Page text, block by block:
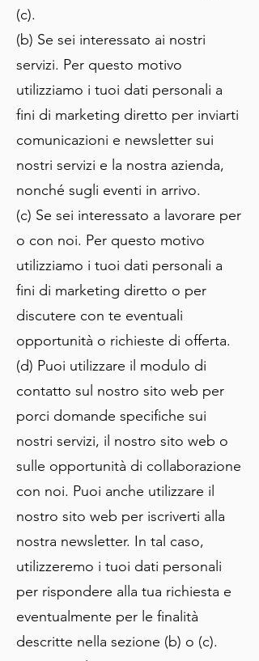
(c).
(b) Se sei interessato ai nostri
servizi. Per questo motivo
utilizziamo i tuoi dati personali a
fini di marketing diretto per inviarti
comunicazioni e newsletter sui
nostri servizi e la nostra azienda,
nonché sugli eventi in arrivo.
(c) Se sei interessato a lavorare per
o con noi. Per questo motivo
utilizziamo i tuoi dati personali a
fini di marketing diretto o per
discutere con te eventuali
opportunità o richieste di offerta.
(d) Puoi utilizzare il modulo di
contatto sul nostro sito web per
porci domande specifiche sui
nostri servizi, il nostro sito web o
sulle opportunità di collaborazione
con noi. Puoi anche utilizzare il
nostro sito web per iscriverti alla
nostra newsletter. In tal caso,
utilizzeremo i tuoi dati personali
per rispondere alla tua richiesta e
eventualmente per le finalità
descritte nella sezione (b) o (c).